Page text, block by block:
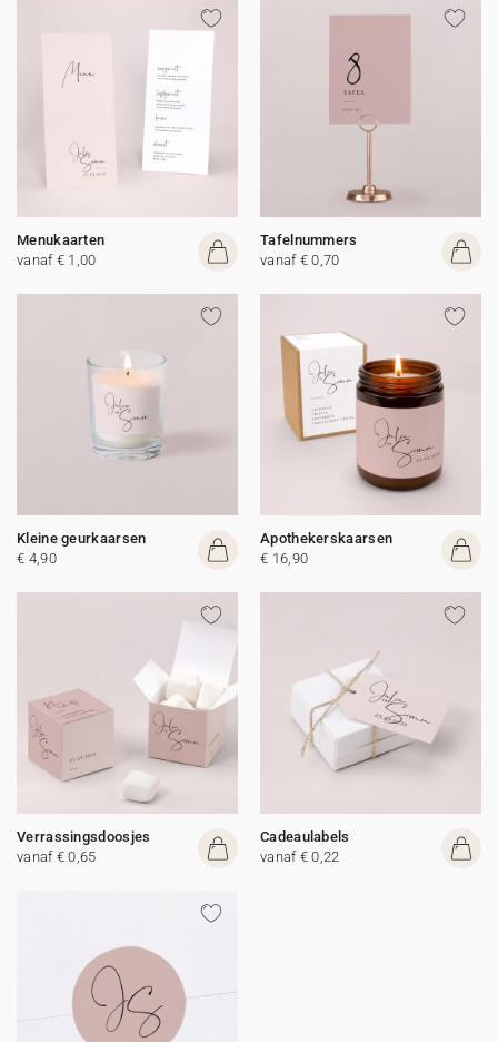
Menukaarten
vanaf € 1,00
Tafelnummers
vanaf € 0,70
Kleine geurkaarsen
€ 4,90
Apothekerskaarsen
€ 16,90
Verrassingsdoosjes
vanaf € 0,65
Cadeaulabels
vanaf € 0,22